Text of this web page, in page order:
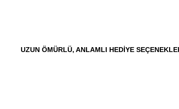
UZUN ÖMÜRLÜ, ANLAMLI HEDIYE